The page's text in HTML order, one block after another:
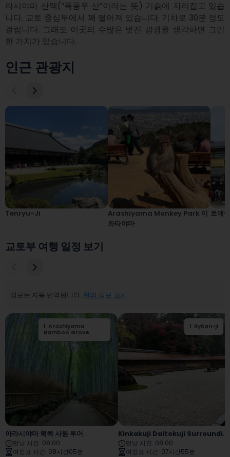
라시야마 산맥(“폭풍우 산”이라는 뜻) 기슭에 자리잡고 있습
니다. 교토 중심부에서 꽤 떨어져 있습니다. 기차로 30분 정도
걸립니다. 그래도 이곳의 수많은 멋진 광경을 생각하면 그만
한 가치가 있습니다.
인근 관광지
Tenryu-Ji
Arashiyama Monkey Park 이
와타야마
토에
교토부 여행 일정 보기
정보는 자동 번역됩니다. 원래 정보 표시
1. Arashiyama
Bamboo Grove
Togetsukyo
아라시야마 북쪽 사원 투어
만날 시간: 08:00
여정표 시간: 08시간05분
1. Ryōan-ji
Kinkakuji Daitokuji Surroundings Tour
만날 시간: 08:00
여정표 시간: 07시간55분